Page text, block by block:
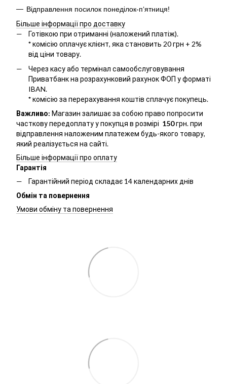
Відправлення посилок понеділок-п‘ятниця!
Більше інформації про доставку
Готівкою при отриманні (наложений платіж).
*комісію оплачує клієнт, яка становить 20 грн + 2%
від ціни товару.
Через касу або термінал самообслуговування
Приватбанк на розрахунковий рахунок ФОП у форматі
IBAN.
*комісію за перерахування коштів сплачує покупець.
Важливо: Магазин залишає за собою право попросити
часткову передоплату у покупця в розмірі 150грн. при
відправлення наложеним платежем будь-якого товару,
який реалізується на сайті.
Більше інформації про оплату
Гарантія
Гарантійний період складає 14 календарних днів
Обмін та повернення
Умови обміну та повернення